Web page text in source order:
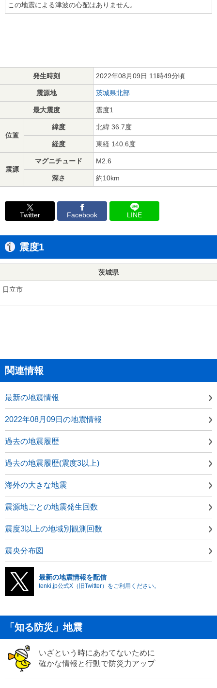
この地震による津波の心配はありません。
発生時刻 2022年08月09日 11時49分頃
震源地 茨城県北部
最大震度 震度1
位置
緯度 北緯 36.7度
経度 東経 140.6度
震源
マグニチュード M2.6
深さ 約10km
Twitter Facebook LINE
震度1
茨城県
日立市
関連情報
最新の地震情報
2022年08月09日の地震情報
過去の地震履歴
過去の地震履歴(震度3以上)
海外の大きな地震
震源地ごとの地震発生回数
震度3以上の地域別観測回数
震央分布図
最新の地震情報を配信
tenki.jp公式X（旧Twitter）をご利用ください。
「知る防災」地震
いざという時にあわてないために
確かな情報と行動で防災力アップ